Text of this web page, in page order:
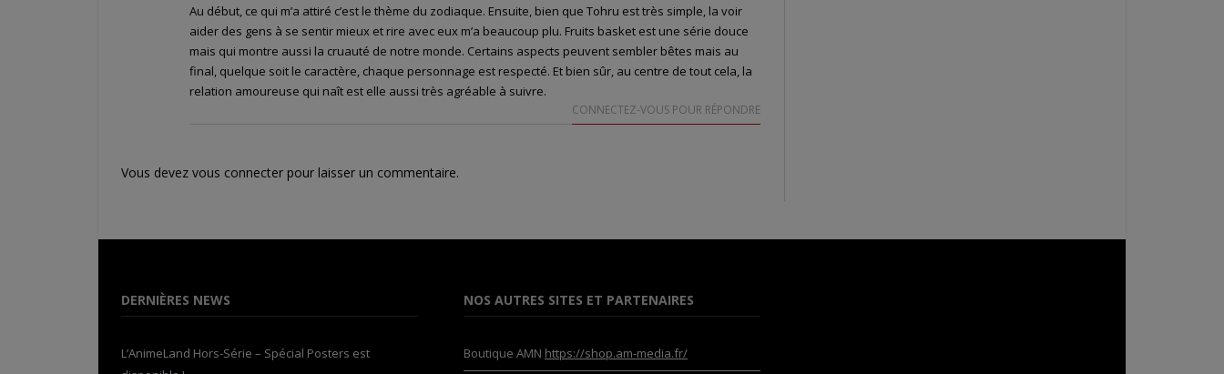
Au début, ce qui m’a attiré c’est le thème du zodiaque. Ensuite, bien que Tohru est très simple, la voir
aider des gens à se sentir mieux et rire avec eux m’a beaucoup plu. Fruits basket est une série douce
mais qui montre aussi la cruauté de notre monde. Certains aspects peuvent sembler bêtes mais au
final, quelque soit le caractère, chaque personnage est respecté. Et bien sûr, au centre de tout cela, la
relation amoureuse qui naît est elle aussi très agréable à suivre.
CONNECTEZ-VOUS POUR RÉPONDRE
Vous devez vous connecter pour laisser un commentaire.
DERNIÈRES NEWS
L’AnimeLand Hors-Série – Spécial Posters est
NOS AUTRES SITES ET PARTENAIRES
Boutique AMN https://shop.am-media.fr/